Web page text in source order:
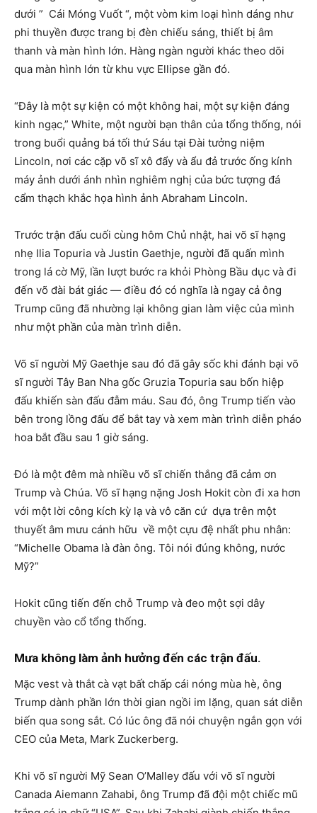
dưới ” Cái Móng Vuốt “, một vòm kim loại hình dáng như
phi thuyền được trang bị đèn chiếu sáng, thiết bị âm
thanh và màn hình lớn. Hàng ngàn người khác theo dõi
qua màn hình lớn từ khu vực Ellipse gần đó.
“Đây là một sự kiện có một không hai, một sự kiện đáng
kinh ngạc,” White, một người bạn thân của tổng thống, nói
trong buổi quảng bá tối thứ Sáu tại Đài tưởng niệm
Lincoln, nơi các cặp võ sĩ xô đẩy và ẩu đả trước ống kính
máy ảnh dưới ánh nhìn nghiêm nghị của bức tượng đá
cẩm thạch khắc họa hình ảnh Abraham Lincoln.
Trước trận đấu cuối cùng hôm Chủ nhật, hai võ sĩ hạng
nhẹ Ilia Topuria và Justin Gaethje, người đã quấn mình
trong lá cờ Mỹ, lần lượt bước ra khỏi Phòng Bầu dục và đi
đến võ đài bát giác — điều đó có nghĩa là ngay cả ông
Trump cũng đã nhường lại không gian làm việc của mình
như một phần của màn trình diễn.
Võ sĩ người Mỹ Gaethje sau đó đã gây sốc khi đánh bại võ
sĩ người Tây Ban Nha gốc Gruzia Topuria sau bốn hiệp
đấu khiến sàn đấu đẫm máu. Sau đó, ông Trump tiến vào
bên trong lồng đấu để bắt tay và xem màn trình diễn pháo
hoa bắt đầu sau 1 giờ sáng.
Đó là một đêm mà nhiều võ sĩ chiến thắng đã cảm ơn
Trump và Chúa. Võ sĩ hạng nặng Josh Hokit còn đi xa hơn
với một lời công kích kỳ lạ và vô căn cứ dựa trên một
thuyết âm mưu cánh hữu về một cựu đệ nhất phu nhân:
“Michelle Obama là đàn ông. Tôi nói đúng không, nước
Mỹ?”
Hokit cũng tiến đến chỗ Trump và đeo một sợi dây
chuyền vào cổ tổng thống.
Mưa không làm ảnh hưởng đến các trận đấu.
Mặc vest và thắt cà vạt bất chấp cái nóng mùa hè, ông
Trump dành phần lớn thời gian ngồi im lặng, quan sát diễn
biến qua song sắt. Có lúc ông đã nói chuyện ngắn gọn với
CEO của Meta, Mark Zuckerberg.
Khi võ sĩ người Mỹ Sean O’Malley đấu với võ sĩ người
Canada Aiemann Zahabi, ông Trump đã đội một chiếc mũ